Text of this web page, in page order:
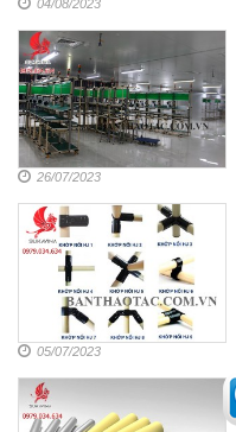
04/08/2023
26/07/2023
05/07/2023